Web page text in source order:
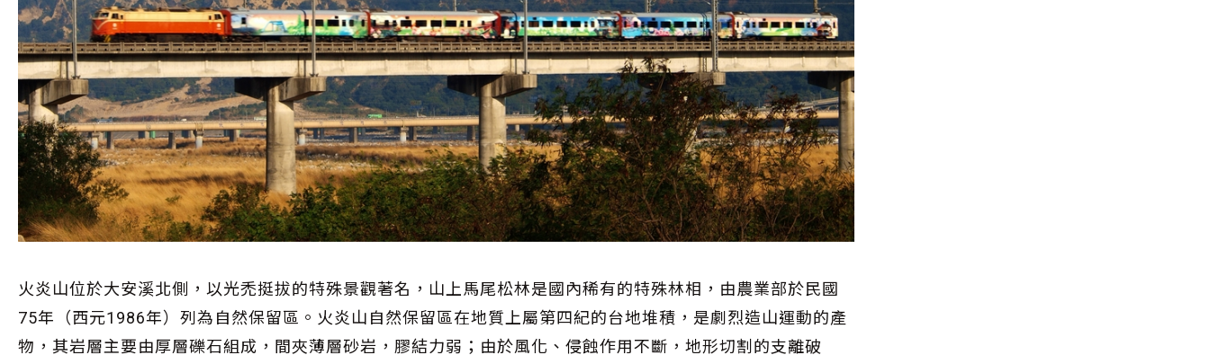
火炎山位於大安溪北側，以光禿挺拔的特殊景觀著名，山上馬尾松林是國內稀有的特殊林相，由農業部於民國
75年（西元1986年）列為自然保留區。火炎山自然保留區在地質上屬第四紀的台地堆積，是劇烈造山運動的產
物，其岩層主要由厚層礫石組成，間夾薄層砂岩，膠結力弱；由於風化、侵蝕作用不斷，地形切割的支離破